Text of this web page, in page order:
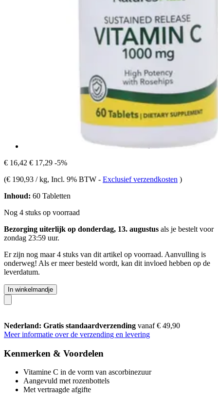
€ 16,42 € 17,29 -5%
(€ 190,93 / kg, Incl. 9% BTW - Exclusief verzendkosten )
Inhoud: 60 Tabletten
Nog 4 stuks op voorraad
Bezorging uiterlijk op donderdag, 13. augustus als je bestelt voor
zondag 23:59 uur.
Er zijn nog maar 4 stuks van dit artikel op voorraad. Aanvulling is
onderweg! Als er meer besteld wordt, kan dit invloed hebben op de
leverdatum.
In winkelmandje
Nederland: Gratis standaardverzending vanaf € 49,90
Meer informatie over de verzending en levering
Kenmerken & Voordelen
Vitamine C in de vorm van ascorbinezuur
Aangevuld met rozenbottels
Met vertraagde afgifte